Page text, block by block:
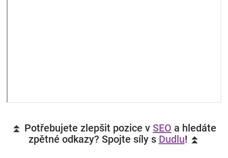
⏫ Potřebujete zlepšit pozice v SEO a hledáte
zpětné odkazy? Spojte síly s Dudlu! ⏫